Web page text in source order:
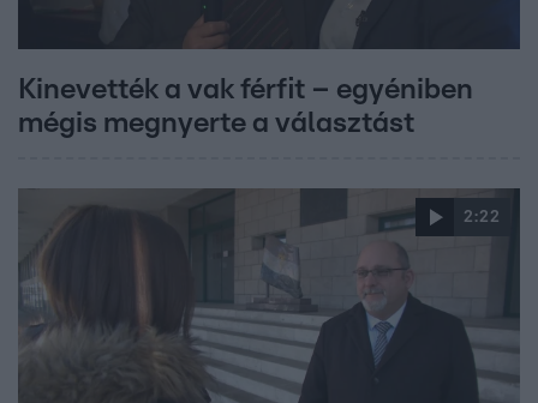
Kinevették a vak férfit – egyéniben
mégis megnyerte a választást
2:22